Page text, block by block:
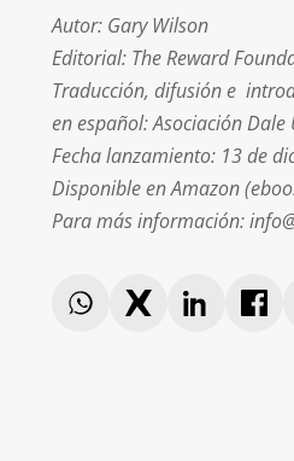
Autor: Gary Wilson
Editorial: The Reward
Traducción, difusión e
en español: Asociación Dale
Fecha lanzamiento: 13 de
Disponible en Amazon
Para más información: